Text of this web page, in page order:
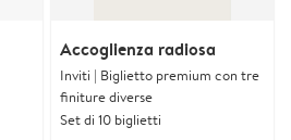
Accoglienza radiosa
Inviti | Biglietto premium con tre
finiture diverse
Set di 10 biglietti